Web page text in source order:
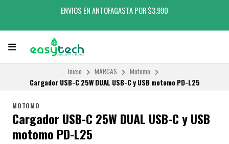
ENVIOS EN ANTOFAGASTA POR $3.990
Inicio MARCAS
Motomo
Cargador USB-C 25W DUAL USB-C y USB motomo PD-L25
MOTOMO
Cargador USB-C 25W DUAL USB-C y USB
motomo PD-L25